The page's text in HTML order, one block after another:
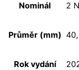
Nominál 2
Průměr (mm)
Rok vydání